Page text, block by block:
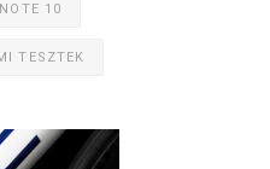
10
TESZTEK